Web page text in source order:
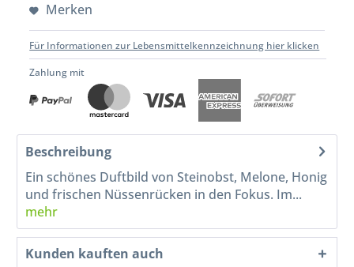
Merken
Für Informationen zur Lebensmittelkennzeichnung hier klicken
Zahlung mit
Beschreibung
Ein schönes Duftbild von Steinobst, Melone, Honig
und frischen Nüssenrücken in den Fokus. Im...
mehr
Kunden kauften auch